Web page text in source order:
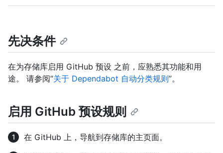
先决条件
在为存储库启用 GitHub 预设 之前，应熟悉其功能和用
途。 请参阅“关于 Dependabot 自动分类规则”。
启用 GitHub 预设规则
在 GitHub 上，导航到存储库的主页面。